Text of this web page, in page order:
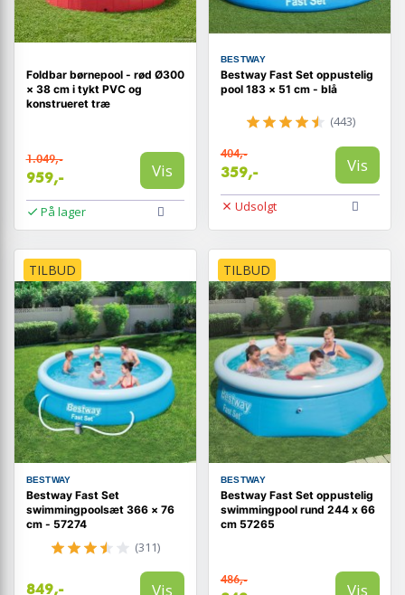
Foldbar børnepool - rød Ø300
× 38 cm i tykt PVC og
konstrueret træ
1.049,-
959,- Vis
På lager
BESTWAY
Bestway Fast Set oppustelig
pool 183 × 51 cm - blå
(443)
404,-
359,- Vis
Udsolgt
TILBUD
BESTWAY
Bestway Fast Set
swimmingpoolsæt 366 × 76
cm - 57274
(311)
849,- Vis
TILBUD
BESTWAY
Bestway Fast Set oppustelig
swimmingpool rund 244 x 66
cm 57265
486,-
Vis